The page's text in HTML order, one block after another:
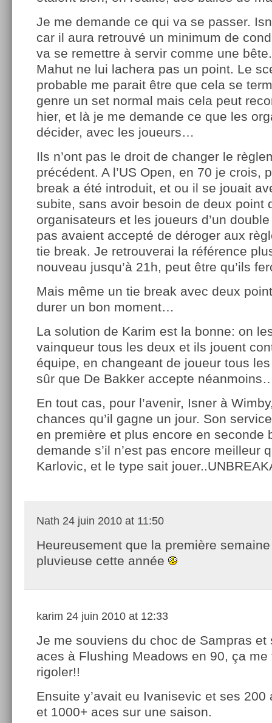
Je me demande ce qui va se passer.
car il aura retrouvé un minimum de
va se remettre à servir comme une
Mahut ne lui lachera pas un point. Le
probable me parait être que cela se
genre un set normal mais cela peut
hier, et là je me demande ce que les
décider, avec les joueurs…
Ils n’ont pas le droit de changer le
précédent. A l’US Open, en 70 je crois,
break a été introduit, et ou il se jouait
subite, sans avoir besoin de deux point
organisateurs et les joueurs d’un
pas avaient accepté de déroger aux
tie break. Je retrouverai la référence
nouveau jusqu’à 21h, peut être qu’ils
Mais même un tie break avec deux
durer un bon moment…
La solution de Karim est la bonne: on
vainqueur tous les deux et ils jouent
équipe, en changeant de joueur tous
sûr que De Bakker accepte
En tout cas, pour l’avenir, Isner à
chances qu’il gagne un jour. Son
en première et plus encore en seconde
demande s’il n’est pas encore meilleur
Karlovic, et le type sait
Nath 24 juin 2010 at 11:50
Heureusement que la première semaine
pluvieuse cette année
karim 24 juin 2010 at 12:33
Je me souviens du choc de Sampras et
aces à Flushing Meadows en 90, ça me
rigoler!!
Ensuite y’avait eu Ivanisevic et ses
et 1000+ aces sur une saison.